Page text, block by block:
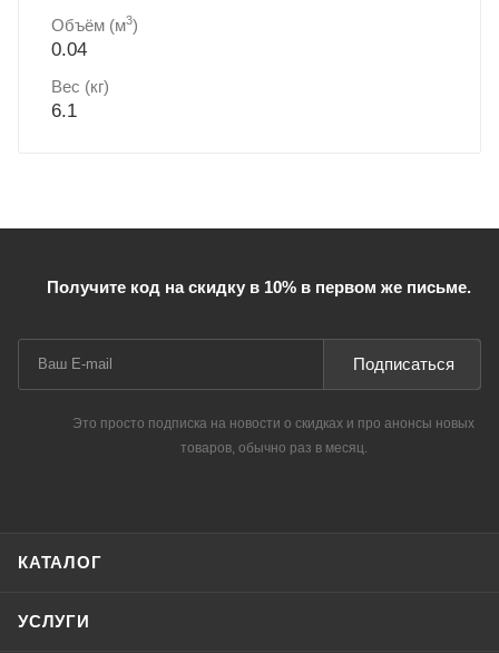
Объём (м3)
0.04
Вес (кг)
6.1
Получите код на скидку в 10% в первом же письме.
Подписаться
Это просто подписка на новости о скидках и про анонсы новых
товаров, обычно раз в месяц.
КАТАЛОГ
УСЛУГИ